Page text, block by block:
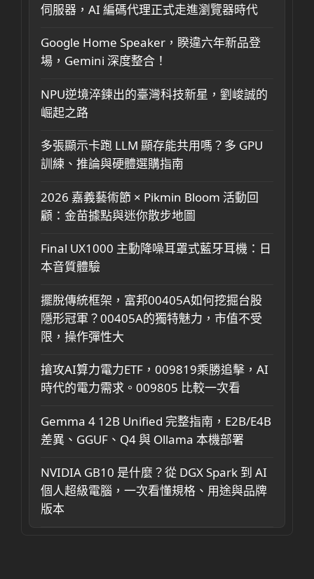
伺服器，AI 編碼代理正式走進瀏覽器時代
Google Home Speaker，睽違六年新品登
場，Gemini 深度整合！
NPU逆境淬鍊出的臺灣科技新星，劉峻誠的
崛起之路
多張顯示卡跑 LLM 顯存能共用嗎？多 GPU
訓練、推論與硬體選購指南
2026 嘉義藝術節 × Pikmin Bloom 活動回
顧：金苗據點與迷你散步地圖
Final UX1000 主動降噪耳罩式藍牙耳機：日
本音質體驗
擺脫傳統框架，富邦00405A如何挖掘台股
隱形冠軍？00405A的獨特魅力，市值不受
限，操作彈性大
搶攻AI算力電力ETF，009819乘勝追擊，AI
時代的電力需求。009805 比較一次看
Gemma 4 12B Unified 完整指南，E2B/E4B
差異、GGUF、Q4 與 Ollama 本機部署
NVIDIA GB10 是什麼？從 DGX Spark 到 AI
個人超級電腦，一次看懂規格、用途與品牌
版本